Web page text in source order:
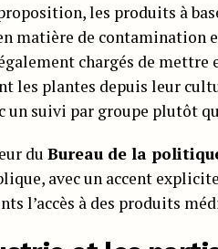
les produits à
matière de contamination
chargés de mettre
les plantes depuis leur
un suivi par groupe plutôt
du Bureau de la
avec un accent
l’accès à des produits